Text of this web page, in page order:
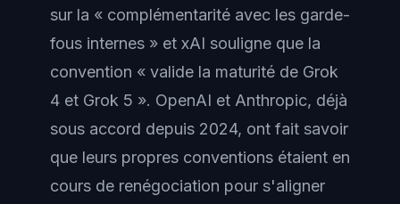
sur la « complémentarité avec les garde-
fous internes » et xAI souligne que la
convention « valide la maturité de Grok
4 et Grok 5 ». OpenAI et Anthropic, déjà
sous accord depuis 2024, ont fait savoir
que leurs propres conventions étaient en
cours de renégociation pour s'aligner